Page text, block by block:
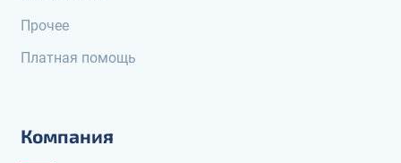
Прочее
Платная помощь
Компания